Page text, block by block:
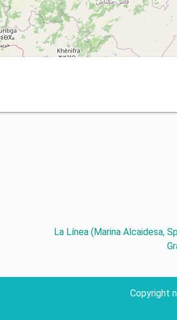
La Línea (Marina Alcaidesa,
Copyright